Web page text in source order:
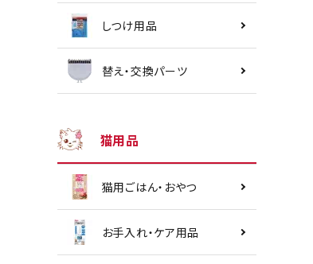
しつけ用品
替え・交換パーツ
猫用品
猫用ごはん・おやつ
お手入れ・ケア用品